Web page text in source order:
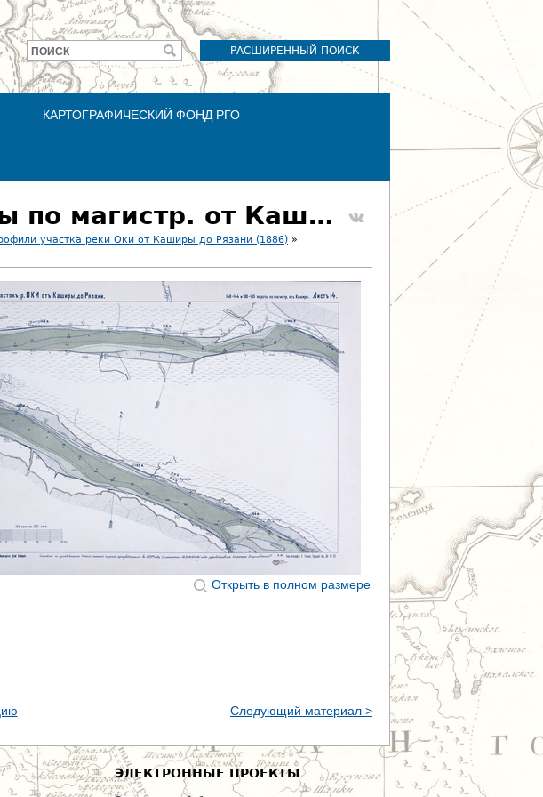
РАСШИРЕННЫЙ ПОИСК
Форма
поиска
ПОИСК
КАРТОГРАФИЧЕСКИЙ ФОНД РГО
Лист 14. 140-144 и 160-165 версты по магистр. от Каширы
участка реки Оки от Каширы до Рязани (1886) »
Открыть в полном размере
Следующий материал >
ЭЛЕКТРОННЫЕ ПРОЕКТЫ